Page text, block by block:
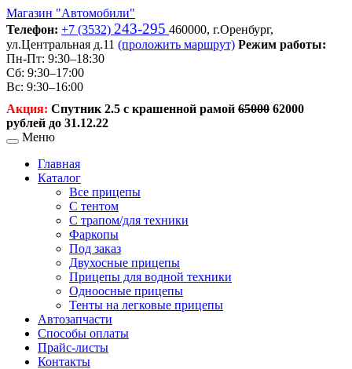
Магазин "Автомобили"
Телефон: +7 (3532) 243-295 460000, г.Оренбург,
ул.Центральная д.11 (проложить маршрут) Режим работы:
Пн-Пт: 9:30–18:30
Сб: 9:30–17:00
Вс: 9:30–16:00
Акция: Спутник 2.5 с крашенной рамой 65000 62000
рублей до 31.12.22
Меню
Главная
Каталог
Все прицепы
С тентом
С трапом/для техники
Фаркопы
Под заказ
Двухосные прицепы
Прицепы для водной техники
Одноосные прицепы
Тенты на легковые прицепы
Автозапчасти
Способы оплаты
Прайс-листы
Контакты